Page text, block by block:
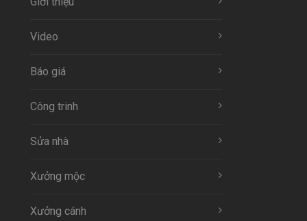
Video
Báo giá
Công trinh
Sửa nhà
Xưởng mộc
Xưởng cánh